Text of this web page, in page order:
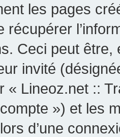
les pages
récupérer
Ceci peut être,
invité
« Lineoz.net ::
») et les
d’une